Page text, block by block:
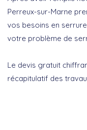
Perreux-sur-Marne
vos besoins en
votre problème de
Le devis gratuit
récapitulatif des